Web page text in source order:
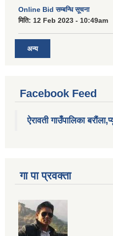
Online Bid सम्बन्धि सूचना
मिति: 12 Feb 2023 - 10:49am
अन्य
Facebook Feed
ऐरावती गाउँपालिका
गा पा प्रवक्ता